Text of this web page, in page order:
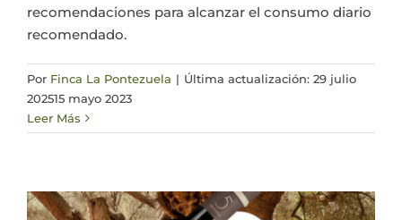
recomendaciones para alcanzar el consumo diario
recomendado.
Por Finca La Pontezuela | Última actualización: 29 julio
202515 mayo 2023
Leer Más